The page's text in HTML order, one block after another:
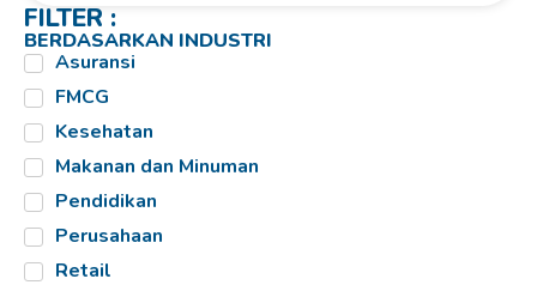
FILTER :
BERDASARKAN INDUSTRI
Asuransi
FMCG
Kesehatan
Makanan dan Minuman
Pendidikan
Perusahaan
Retail